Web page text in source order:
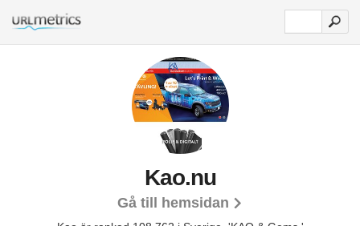
Kao.nu
Gå till hemsidan